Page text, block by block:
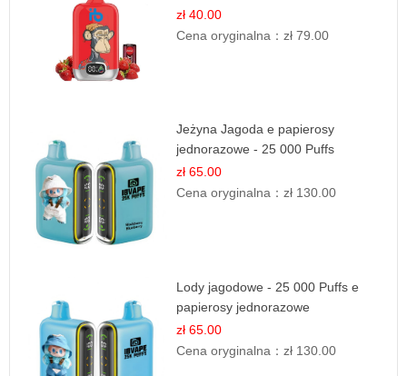
zł 40.00
Cena oryginalna：zł 79.00
Jeżyna Jagoda e papierosy
jednorazowe - 25 000 Puffs
zł 65.00
Cena oryginalna：zł 130.00
Lody jagodowe - 25 000 Puffs e
papierosy jednorazowe
zł 65.00
Cena oryginalna：zł 130.00